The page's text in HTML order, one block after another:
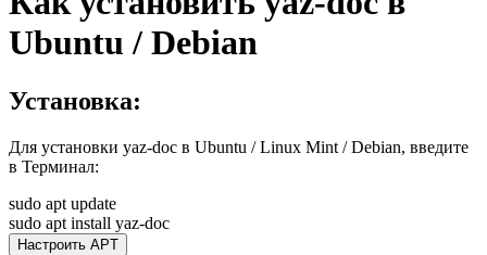
Ubuntu / Debian
Установка:
Для установки yaz-doc в Ubuntu / Linux Mint / Debian, введите
в Терминал:
sudo apt update
sudo apt install yaz-doc
Настроить APT